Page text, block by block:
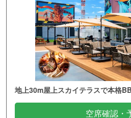
地上30m屋上スカイテラスで本格
空席確認・